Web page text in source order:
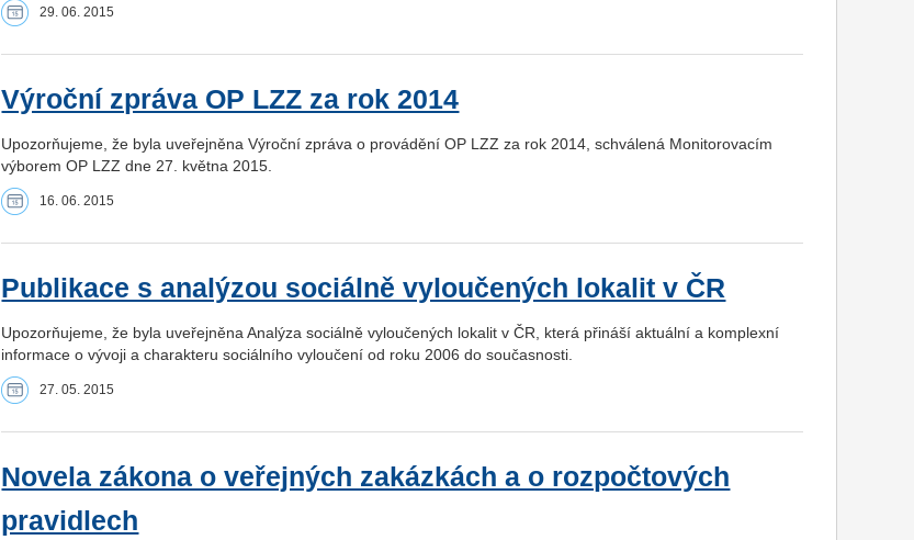
29. 06. 2015
Výroční zpráva OP LZZ za rok 2014
Upozorňujeme, že byla uveřejněna Výroční zpráva o provádění OP LZZ za rok 2014, schválená Monitorovacím
výborem OP LZZ dne 27. května 2015.
16. 06. 2015
Publikace s analýzou sociálně vyloučených lokalit v ČR
Upozorňujeme, že byla uveřejněna Analýza sociálně vyloučených lokalit v ČR, která přináší aktuální a komplexní
informace o vývoji a charakteru sociálního vyloučení od roku 2006 do současnosti.
27. 05. 2015
Novela zákona o veřejných zakázkách a o rozpočtových
pravidlech